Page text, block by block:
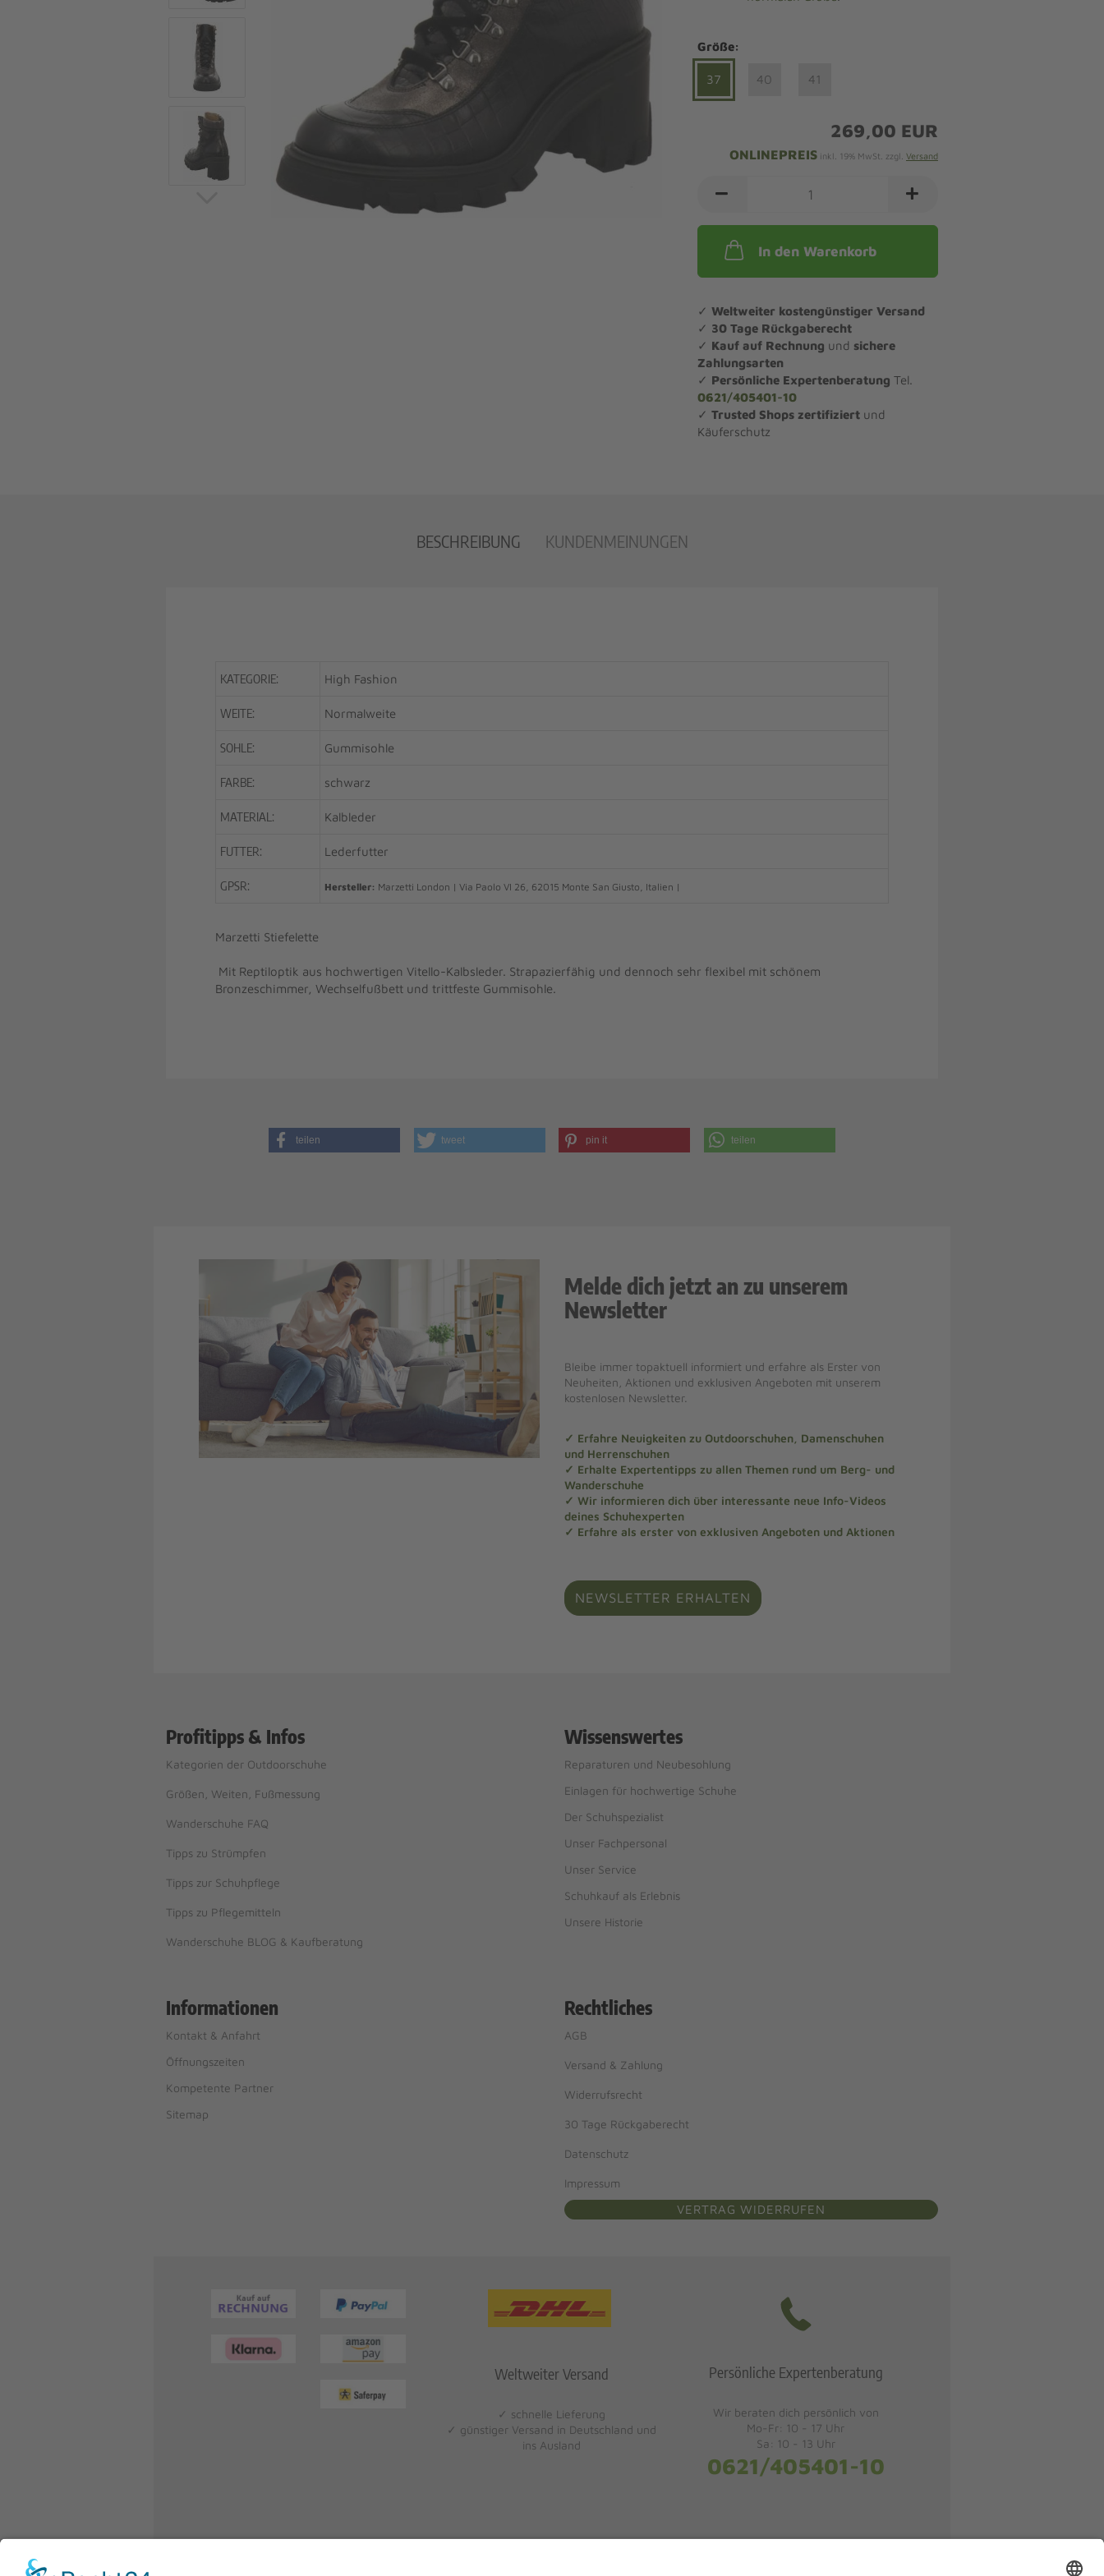
Jagdschuhe
Jagdschuhe für Damen
Winterjagd und
Gummistiefel
Zwiegenähte Jagdschuhe
Pflege und Leisten -
Outdoor
Socken und Strümpfe -
Outdoor
Schmal, Extrabreit, Hallux
Sandalen Komfort
Slipper Komfort
Sneaker Komfort
Stiefel Komfort
Stiefeletten Komfort
Größe:
37 40 41
269,00 EUR
ONLINEPREISinkl. 19% MwSt. zzgl. Versand
In den Warenkorb
✓ Weltweiter kostengünstiger Versand
✓ 30 Tage Rückgaberecht
✓ Kauf auf Rechnung und sichere
Zahlungsarten
✓ Persönliche Expertenberatung Tel.
0621/405401-10
✓ Trusted Shops zertifiziertund
Käuferschutz
BESCHREIBUNG KUNDENMEINUNGEN
KATEGORIE: High Fashion
WEITE: Normalweite
SOHLE: Gummisohle
FARBE: schwarz
MATERIAL: Kalbleder
FUTTER: Lederfutter
GPSR: Hersteller: Marzetti London | Via Paolo VI 26, 62015 Monte San Giusto, Italien |
Marzetti Stiefelette
Mit Reptiloptik aus hochwertigen Vitello-Kalbsleder. Strapazierfähig und dennoch sehr flexibel mit schönem
Bronzeschimmer, Wechselfußbett und trittfeste Gummisohle.
teilen tweet pin it teilen
Melde dich jetzt an zu unserem
Newsletter
Bleibe immer topaktuell informiert und erfahre als Erster von
Neuheiten, Aktionen und exklusiven Angeboten mit unserem
kostenlosen Newsletter.
✓ Erfahre Neuigkeiten zu Outdoorschuhen, Damenschuhen
und Herrenschuhen
✓ Erhalte Expertentipps zu allen Themen rund um Berg- und
Wanderschuhe
✓ Wir informieren dich über interessante neue Info-Videos
deines Schuhexperten
✓ Erfahre als erster von exklusiven Angeboten und Aktionen
NEWSLETTER ERHALTEN
Profitipps & Infos
Kategorien der Outdoorschuhe
Größen, Weiten, Fußmessung
Wanderschuhe FAQ
Tipps zu Strümpfen
Tipps zur Schuhpflege
Tipps zu Pflegemitteln
Wanderschuhe BLOG & Kaufberatung
Wissenswertes
Reparaturen und Neubesohlung
Einlagen für hochwertige Schuhe
Der Schuhspezialist
Unser Fachpersonal
Unser Service
Schuhkauf als Erlebnis
Unsere Historie
Informationen
Kontakt & Anfahrt
Öffnungszeiten
Kompetente Partner
Sitemap
Rechtliches
AGB
Versand & Zahlung
Widerrufsrecht
30 Tage Rückgaberecht
Datenschutz
Impressum
VERTRAG WIDERRUFEN
Weltweiter Versand
✓ schnelle Lieferung
✓ günstiger Versand in Deutschland und
ins Ausland
Persönliche Expertenberatung
Wir beraten dich persönlich von
Mo-Fr: 10 - 17 Uhr
Sa: 10 - 13 Uhr
0621/405401-10